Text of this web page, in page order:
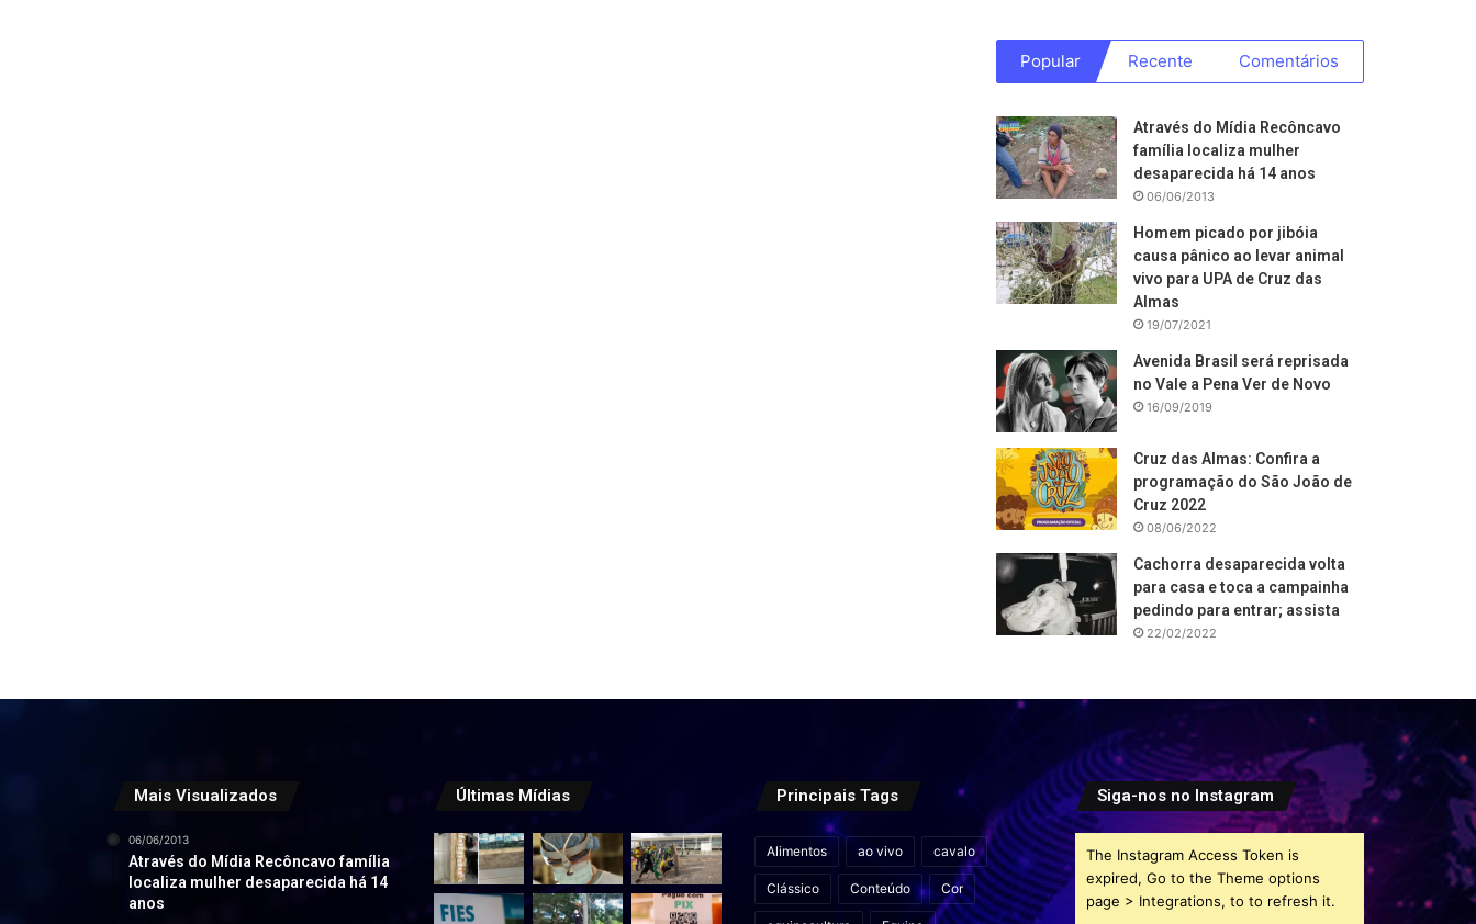
Popular Recente Comentários
Através do Mídia Recôncavo
família localiza mulher
desaparecida há 14 anos
06/06/2013
Homem picado por jibóia
causa pânico ao levar animal
vivo para UPA de Cruz das
Almas
19/07/2021
Avenida Brasil será reprisada
no Vale a Pena Ver de Novo
16/09/2019
Cruz das Almas: Confira a
programação do São João de
Cruz 2022
08/06/2022
Cachorra desaparecida volta
para casa e toca a campainha
pedindo para entrar; assista
22/02/2022
Mais Visualizados
06/06/2013
Através do Mídia Recôncavo família
localiza mulher desaparecida há 14
anos
Últimas Mídias Principais Tags
Alimentos ao vivo cavalo
Clássico Conteúdo Cor
Siga-nos no Instagram
The Instagram Access Token is
expired, Go to the Theme options
page > Integrations, to to refresh it.